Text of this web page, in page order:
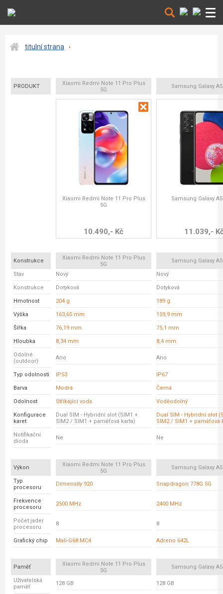
titulní strana
PRODUKT
Xiaomi Redmi Note 11 Pro Plus
5G
Samsung Galaxy
Xiaomi Redmi Note 11 Pro Plus
5G
10.490,- Kč
Samsung Galaxy
11.039,-
Konstrukce
Xiaomi Redmi Note 11 Pro Plus
5G
Samsung Galaxy
Stav Nový Nový
Konstrukce Dotyková Dotyková
Hmotnost 204 g 189 g
Výška 163,65 mm 159,9 mm
Šířka 76,19 mm 75,1 mm
Hloubka 8,34 mm 8,4 mm
Odolné
(outdoor)
Ano Ano
Typ odolnosti IP53 IP67
Barva Modrá Černá
Odolnost Stříkající voda Voděodolný
Konfigurace
karet
Dual SIM - Hybridní slot (SIM1 +
SIM2 / SIM1 + paměťová karta)
Dual SIM - Hybridní slot
SIM2 / SIM1 + paměťová
Notifikační
dioda
Ne Ne
Výkon
Xiaomi Redmi Note 11 Pro Plus
5G
Samsung Galaxy
Typ
procesoru
Dimensity 920 Snapdragon 778G 5G
Frekvence
procesoru
2500 MHz 2400 MHz
Počet jader
procesoru
8 8
Grafický chip Mali-G68 MC4 Adreno 642L
Paměť
Xiaomi Redmi Note 11 Pro Plus
5G
Samsung Galaxy
Uživatelská
paměť
128 GB 128 GB